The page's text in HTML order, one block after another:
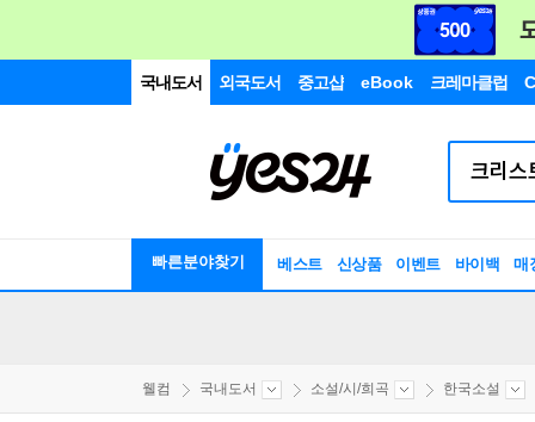
국내도서 외국도서 중고샵 eBook 크레마클럽
빠른분야찾기 베스트 신상품 이벤트 바이백 매
웰컴 국내도서 소설/시/희곡 한국소설